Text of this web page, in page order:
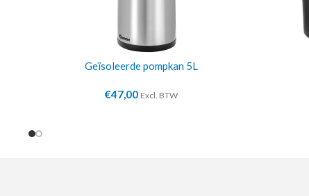
Geïsoleerde pompkan 5L
€47,00 Excl. BTW